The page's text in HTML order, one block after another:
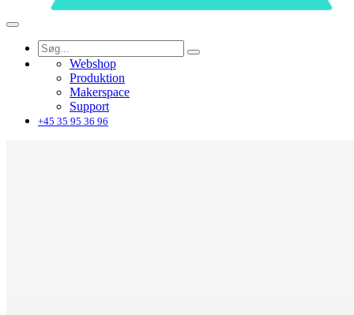
Webshop
Produktion
Makerspace
Support
+45 35 95 36 96